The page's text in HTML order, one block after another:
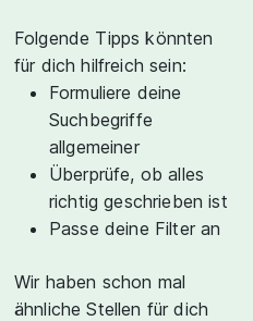
Folgende Tipps könnten
für dich hilfreich sein:
Formuliere deine
Suchbegriffe
allgemeiner
Überprüfe, ob alles
richtig geschrieben ist
Passe deine Filter an
Wir haben schon mal
ähnliche Stellen für dich